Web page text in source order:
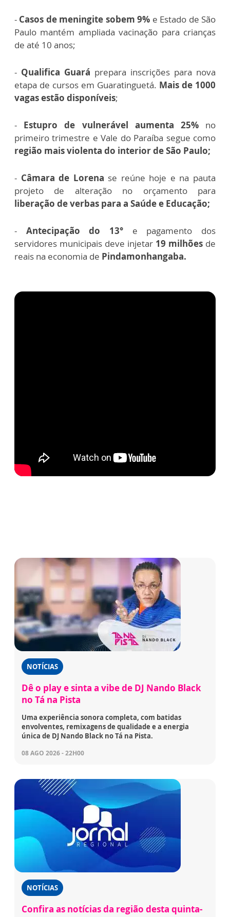
- Casos de meningite sobem 9% e Estado de São
Paulo mantém ampliada vacinação para crianças
de até 10 anos;
- Qualifica Guará prepara inscrições para nova
etapa de cursos em Guaratinguetá. Mais de 1000
vagas estão disponíveis;
- Estupro de vulnerável aumenta 25%no
primeiro trimestre e Vale do Paraíba segue como
região mais violenta do interior de São Paulo;
- Câmara de Lorena se reúne hoje e na pauta
projeto de alteração no orçamento para
liberação de verbas para a Saúde e Educação;
- Antecipação do 13° e pagamento dos
servidores municipais deve injetar 19 milhões de
reais na economia de Pindamonhangaba.
NOTÍCIAS
Dê o play e sinta a vibe de DJ Nando Black
no Tá na Pista
Uma experiência sonora completa, com batidas
envolventes, remixagens de qualidade e a energia
única de DJ Nando Black no Tá na Pista.
08 AGO 2026 - 22H00
NOTÍCIAS
Confira as notícias da região desta quinta-